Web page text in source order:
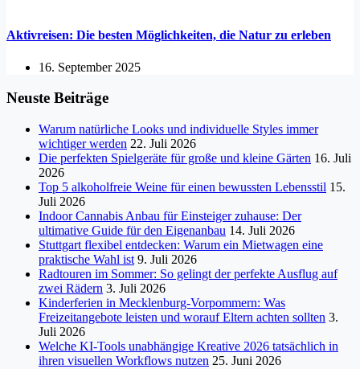
Aktivreisen: Die besten Möglichkeiten, die Natur zu erleben
16. September 2025
Neuste Beiträge
Warum natürliche Looks und individuelle Styles immer
wichtiger werden 22. Juli 2026
Die perfekten Spielgeräte für große und kleine Gärten 16. Juli
2026
Top 5 alkoholfreie Weine für einen bewussten Lebensstil 15.
Juli 2026
Indoor Cannabis Anbau für Einsteiger zuhause: Der
ultimative Guide für den Eigenanbau 14. Juli 2026
Stuttgart flexibel entdecken: Warum ein Mietwagen eine
praktische Wahl ist 9. Juli 2026
Radtouren im Sommer: So gelingt der perfekte Ausflug auf
zwei Rädern 3. Juli 2026
Kinderferien in Mecklenburg-Vorpommern: Was
Freizeitangebote leisten und worauf Eltern achten sollten 3.
Juli 2026
Welche KI-Tools unabhängige Kreative 2026 tatsächlich in
ihren visuellen Workflows nutzen 25. Juni 2026